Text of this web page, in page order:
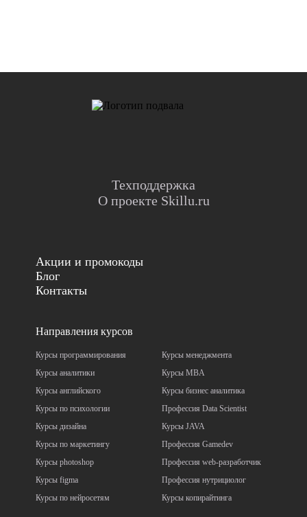
Техподдержка
О проекте Skillu.ru
Акции и промокоды
Блог
Контакты
Направления курсов
Курсы программирования
Курсы аналитики
Курсы английского
Курсы по психологии
Курсы дизайна
Курсы по маркетингу
Курсы photoshop
Курсы figma
Курсы по нейросетям
Курсы менеджмента
Курсы MBA
Курсы бизнес аналитика
Профессия Data Scientist
Курсы JAVA
Профессия Gamedev
Профессия web-разработчик
Профессия нутрициолог
Курсы копирайтинга